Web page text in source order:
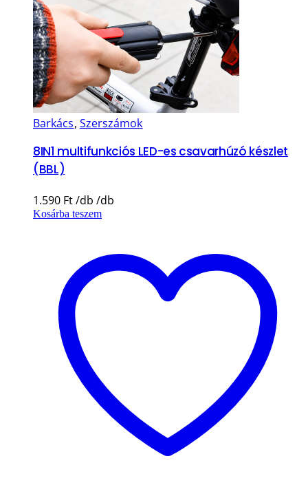
Barkács, Szerszámok
8IN1 multifunkciós LED-es csavarhúzó készlet
(BBL)
1.590 Ft
Kosárba teszem